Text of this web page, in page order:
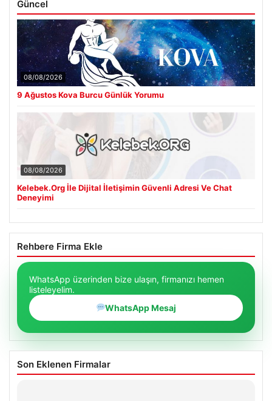
Güncel
08/08/2026
9 Ağustos Kova Burcu Günlük Yorumu
08/08/2026
Kelebek.Org İle Dijital İletişimin Güvenli Adresi Ve Chat
Deneyimi
Rehbere Firma Ekle
WhatsApp üzerinden bize ulaşın, firmanızı hemen
listeleyelim.
WhatsApp Mesaj
Son Eklenen Firmalar